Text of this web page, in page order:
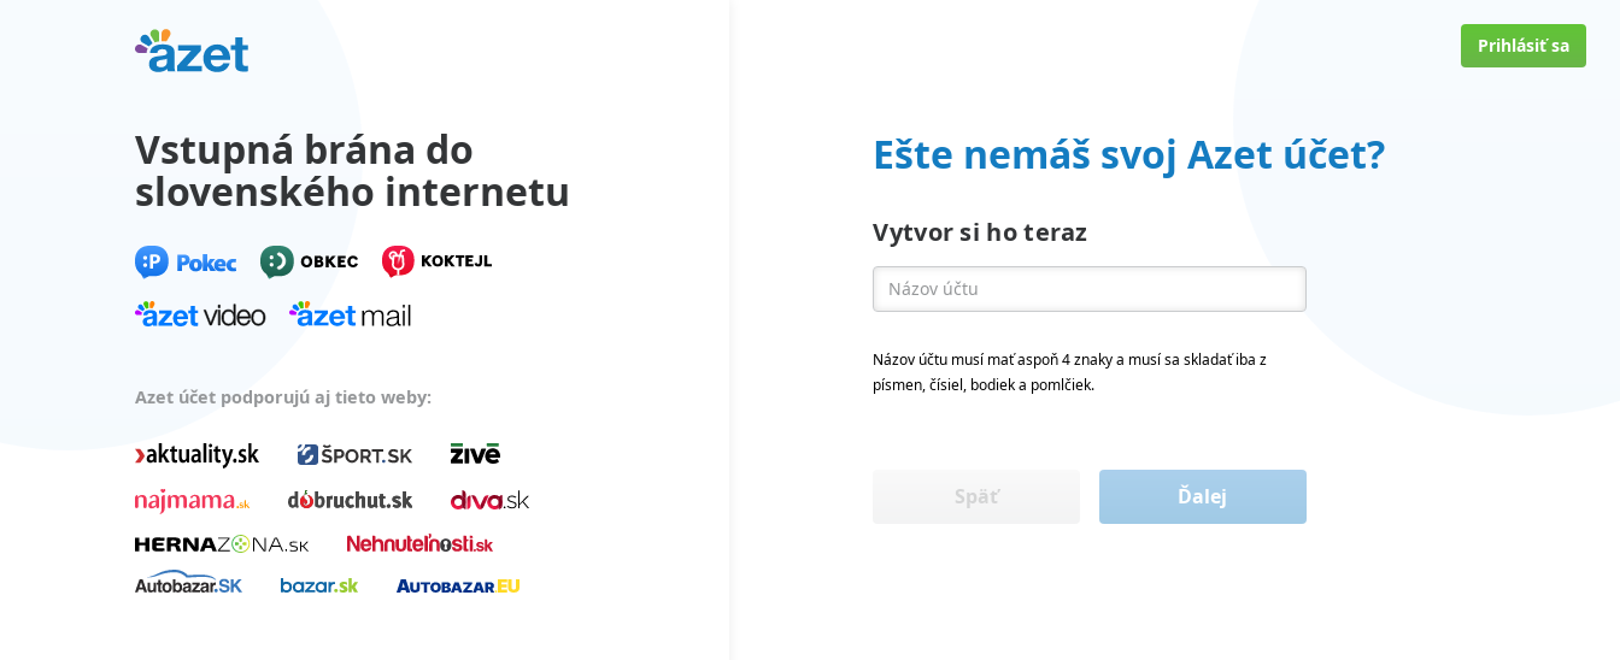
Prihlásiť sa
Vstupná brána do
slovenského internetu
Azet účet podporujú aj tieto weby:
Ešte nemáš svoj Azet účet?
Vytvor si ho teraz
Názov účtu musí mať aspoň 4 znaky a musí sa skladať iba z
písmen, čísiel, bodiek a pomlčiek.